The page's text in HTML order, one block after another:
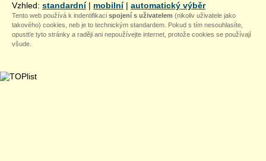
Vzhled: standardní| mobilní| automatický výběr
Tento web používá k indentifikaci spojení s uživatelem (nikoliv uživatele jako
takového) cookies, neb je to technickým standardem. Pokud s tím nesouhlasíte,
opustťe tyto stránky a raději ani nepoužívejte internet, protože cookies se používají
všude.